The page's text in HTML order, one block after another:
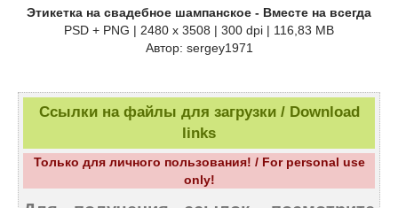
Этикетка на свадебное шампанское - Вместе на всегда
PSD + PNG | 2480 x 3508 | 300 dpi | 116,83 MB
Автор: sergey1971
Ссылки на файлы для загрузки / Download
links
Только для личного пользования! / For personal use
only!